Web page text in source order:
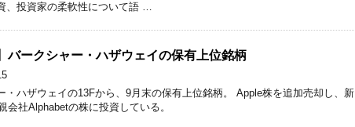
、投資家の柔軟性について語 …
バークシャー・ハザウェイの保有上位銘柄
・ハザウェイの13Fから、9月末の保有上位銘柄。 Apple株を追加売却し、新
会社Alphabetの株に投資している。